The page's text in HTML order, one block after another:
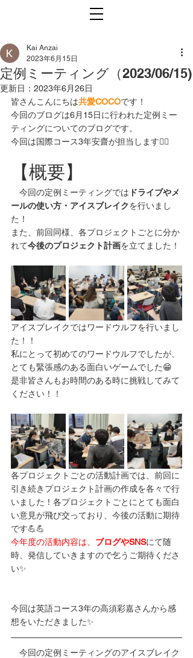
定例ミーティング（2023/06/15)
Kai Anzai
2023年6月15日
更新日： 2023年6月26日
皆さんこんにちは共愛COCOです！
今回のブログは6月15日に行われた定例ミー
ティングについてのブログです。
今回は国際コース3年安齋が担当します🙇‍♂️
【概要】
今回の定例ミーティングでは ドライブやメ
ールの使い方・アイスブレイクを行いまし
た！
また、前回同様、各プロジェクトごとに分か
れて今後のプロジェクト計画を立てました！
アイスブレイクではワードウルフを行いまし
た！！
私にとって初めてのワードウルフでしたが、
とても緊張感のある面白いゲームでした😁
是非皆さんもお時間のある時に挑戦してみて
ください！！
各プロジェクトごとの活動計画では、前回に
引き続きプロジェクト計画の作成を各々で行
いました！各プロジェクトごとにとても面白
い意見が飛び交っており、今後の活動に期待
です💪💪
今年度の活動内容は、 ブログやSNSにて随
時、発信していきますので乞うご期待くださ
い✨
今回は英語コース3年の高須彩嘉さんから感
想をいただきました✨
今回の定例ミーティングのアイスブレイク